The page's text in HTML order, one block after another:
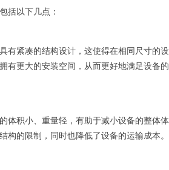
括以下几点：
有紧凑的结构设计，这使得在相同尺寸的设
有更大的安装空间，从而更好地满足设备的
体积小、重量轻，有助于减小设备的整体体
构的限制，同时也降低了设备的运输成本。